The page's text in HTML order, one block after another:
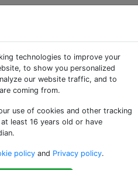
les
de
technologies to improve your
to show you personalized
our website traffic, and to
coming from.
use of cookies and other tracking
least 16 years old or have
policy and Privacy policy.